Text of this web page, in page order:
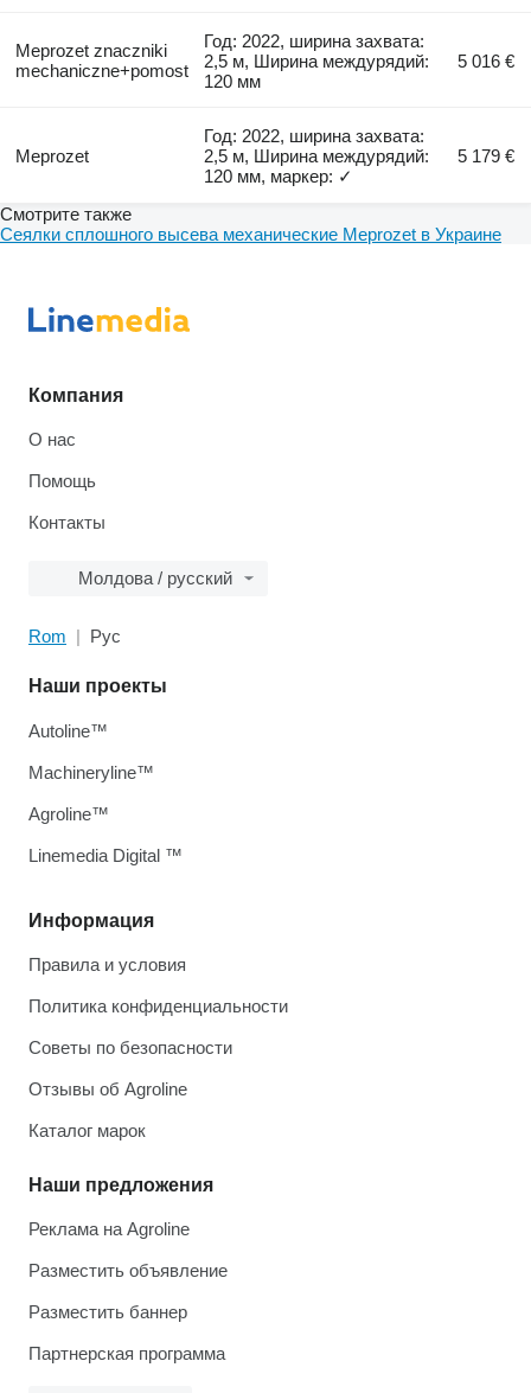
Meprozet znaczniki
mechaniczne+pomost
Год: 2022, ширина захвата:
2,5 м, Ширина междурядий:
120 мм
5 016 €
Meprozet
Год: 2022, ширина захвата:
2,5 м, Ширина междурядий:
120 мм, маркер: ✓
5 179 €
Смотрите также
Сеялки сплошного высева механические Meprozet в Украине
Компания
О нас
Помощь
Контакты
Молдова / русский
Rom Рус
Информация
Правила и условия
Политика конфиденциальности
Советы по безопасности
Отзывы об Agroline
Каталог марок
Наши предложения
Реклама на Agroline
Разместить объявление
Разместить баннер
Партнерская программа
Наши проекты
Autoline™
Machineryline™
Agroline™
Linemedia Digital ™